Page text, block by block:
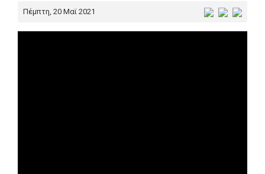
Πέμπτη, 20 Μαϊ 2021